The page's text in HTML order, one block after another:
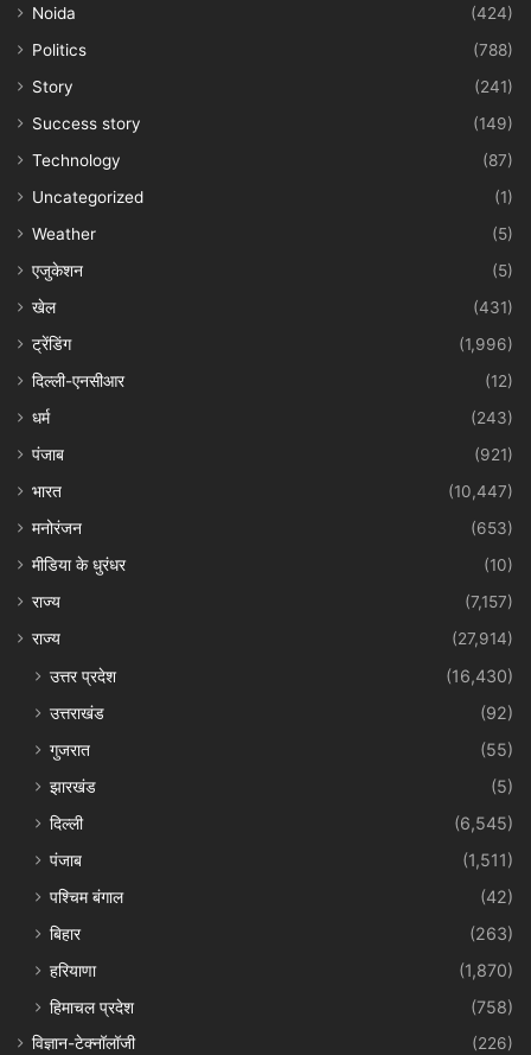
Noida
(424)
Politics
(788)
Story
(241)
Success story
(149)
Technology
(87)
Uncategorized
(1)
Weather
(5)
एजुकेशन
(5)
खेल
(431)
ट्रेंडिंग
(1,996)
दिल्ली-एनसीआर
(12)
धर्म
(243)
पंजाब
(921)
भारत
(10,447)
मनोरंजन
(653)
मीडिया के धुरंधर
(10)
राज्य
(7,157)
राज्य
(27,914)
उत्तर प्रदेश
(16,430)
उत्तराखंड
(92)
गुजरात
(55)
झारखंड
(5)
दिल्ली
(6,545)
पंजाब
(1,511)
पश्चिम बंगाल
(42)
बिहार
(263)
हरियाणा
(1,870)
हिमाचल प्रदेश
(758)
विज्ञान-टेक्नॉलॉजी
(226)